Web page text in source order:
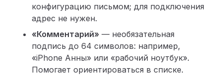
конфигурацию письмом; для подключения
адрес не нужен.
«Комментарий» — необязательная
подпись до 64 символов: например,
«iPhone Анны» или «рабочий ноутбук».
Помогает ориентироваться в списке.